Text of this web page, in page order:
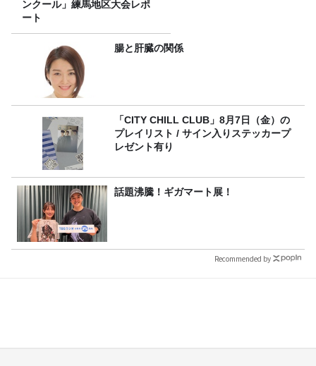
ンクール」練馬地区大会レポ
ート
腸と肝臓の関係
「CITY CHILL CLUB」8月7日（金）の
プレイリスト / サイン入りステッカープ
レゼント有り
話題沸騰！ギガマート展！
Recommended by